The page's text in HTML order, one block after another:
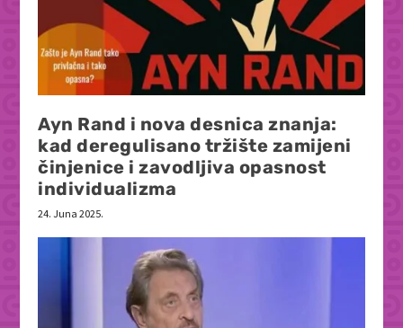
Ayn Rand i nova desnica znanja:
kad deregulisano tržište zamijeni
činjenice i zavodljiva opasnost
individualizma
24. Juna 2025.